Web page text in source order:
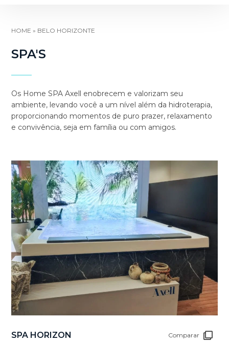
HOME » BELO HORIZONTE
SPA'S
Os Home SPA Axell enobrecem e valorizam seu
ambiente, levando você a um nível além da hidroterapia,
proporcionando momentos de puro prazer, relaxamento
e convivência, seja em família ou com amigos.
SPA HORIZON Comparar